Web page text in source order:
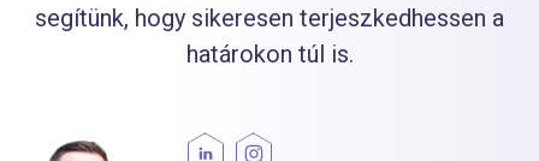
segítünk, hogy sikeresen terjeszkedhessen a
határokon túl is.